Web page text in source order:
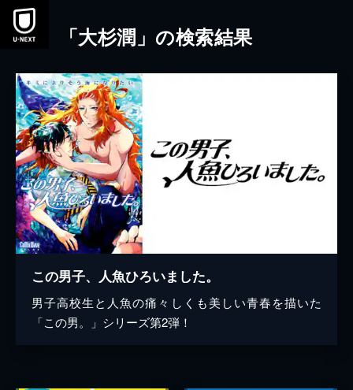
本文へスキップ
「大杉潤」の検索結果
この男子、人魚ひろいました。
男子高校生と人魚の痛々しくも美しい青春を描いた
「この男。」シリーズ第2弾！